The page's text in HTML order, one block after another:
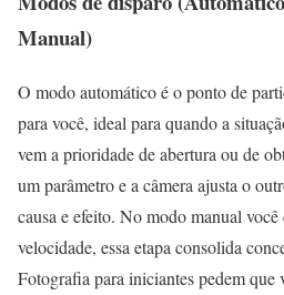
Manual)
O modo automático é o ponto de
para você, ideal para quando a
vem a prioridade de abertura ou de
um parâmetro e a câmera ajusta o
causa e efeito. No modo manual
velocidade, essa etapa consolida
Fotografia para iniciantes pedem que